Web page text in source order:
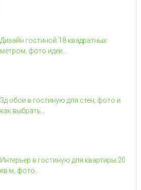
Дизайн гостиной 18 квадратных
метром, фото идеи...
3д обои в гостиную для стен, фото и
как выбрать...
Интерьер в гостиную для квартиры 20
кв м, фото...